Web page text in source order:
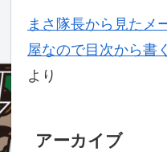
まさ隊長から見たメ
屋なので目次から書
より
アーカイブ